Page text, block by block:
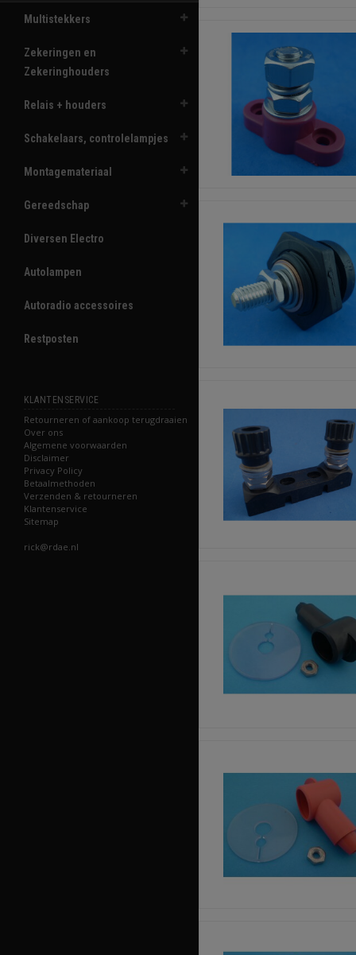
Multistekkers
Zekeringen en
Zekeringhouders
Relais + houders
Schakelaars, controlelampjes
Montagemateriaal
Gereedschap
Diversen Electro
Autolampen
Autoradio accessoires
Restposten
KLANTENSERVICE
Retourneren of aankoop terugdraaien
Over ons
Algemene voorwaarden
Disclaimer
Privacy Policy
Betaalmethoden
Verzenden & retourneren
Klantenservice
Sitemap
rick@rdae.nl